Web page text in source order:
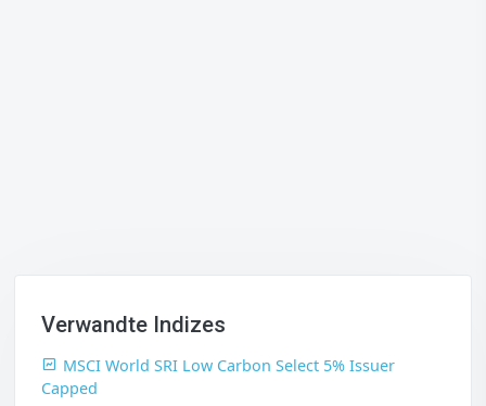
Verwandte Indizes
MSCI World SRI Low Carbon Select 5% Issuer
Capped